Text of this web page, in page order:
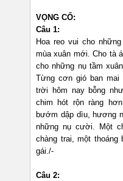
VỌNG CỔ:
Câu 1:
Hoa reo vui cho
mùa xuân mới. Cho tà
cho những nụ tầm
Từng cơn gió ban mai
trời hôm nay bỗng
chim hót rộn ràng
bướm dập dìu, hương
những nụ cười. Một
chàng trai, một thoáng
gái./-
Câu 2: